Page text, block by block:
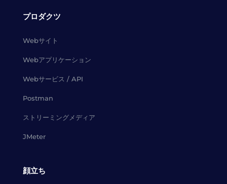
プロダクツ
Webサイト
Webアプリケーション
Webサービス / API
Postman
ストリーミングメディア
JMeter
顔立ち